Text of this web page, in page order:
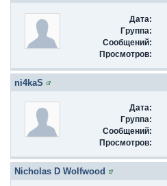
Дата:
Группа:
Сообщений:
Просмотров:
ni4kaS
Дата:
Группа:
Сообщений:
Просмотров:
Nicholas D Wolfwood